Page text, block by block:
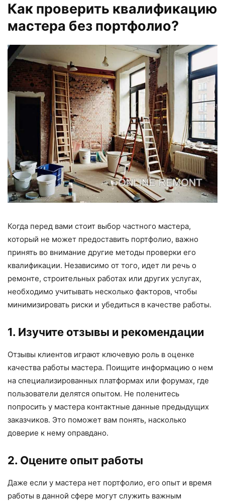
Как проверить квалификацию
мастера без портфолио?
Когда перед вами стоит выбор частного мастера,
который не может предоставить портфолио, важно
принять во внимание другие методы проверки его
квалификации. Независимо от того, идет ли речь о
ремонте, строительных работах или других услугах,
необходимо учитывать несколько факторов, чтобы
минимизировать риски и убедиться в качестве работы.
1. Изучите отзывы и рекомендации
Отзывы клиентов играют ключевую роль в оценке
качества работы мастера. Поищите информацию о нем
на специализированных платформах или форумах, где
пользователи делятся опытом. Не поленитесь
попросить у мастера контактные данные предыдущих
заказчиков. Это поможет вам понять, насколько
доверие к нему оправдано.
2. Оцените опыт работы
Даже если у мастера нет портфолио, его опыт и время
работы в данной сфере могут служить важным